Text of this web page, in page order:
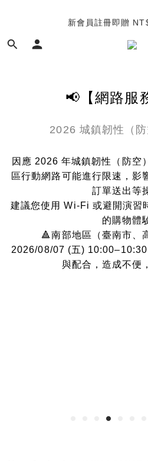
TUANTUAN &
📢【網路服
2026 城鎮韌性（
因應 2026 年城鎮韌性（防空
區行動網路可能進行限速，影
訂單送出等
建議您使用 Wi-Fi 或避開演習
的購物體
🔺南部地區（臺南市、
2026/08/07 (五)
與配合，造成不便